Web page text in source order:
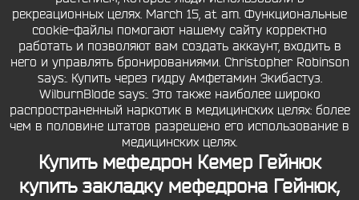
рекреационных целях. March 15, at am. Функциональные
cookie-файлы помогают нашему сайту корректно
работать и позволяют вам создать аккаунт, входить в
него и управлять бронированиями. Christopher Robinson
says:. Купить через гидру Амфетамин Экибастуз.
WilburnBlode says:. Это также наиболее широко
распространенный наркотик в медицинских целях: более
чем в половине штатов разрешено его использование в
медицинских целях.
Купить мефедрон Кемер Гейнюк
купить закладку мефедрона Гейнюк,